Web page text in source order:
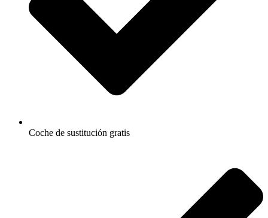
Coche de sustitución gratis